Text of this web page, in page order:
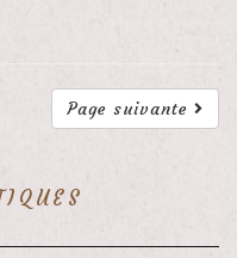
Page suivante